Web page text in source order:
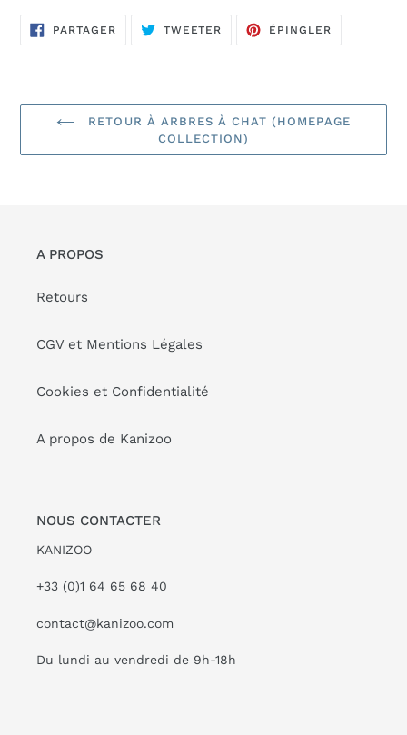
PARTAGERPARTAGERTWEETER TWEETERÉPINGLER
RETOUR À ARBRES À CHAT (HOMEPAGE
COLLECTION)
A PROPOS
Retours
CGV et Mentions Légales
Cookies et Confidentialité
A propos de Kanizoo
NOUS CONTACTER
KANIZOO
+33 (0)1 64 65 68 40
contact@kanizoo.com
Du lundi au vendredi de 9h-18h